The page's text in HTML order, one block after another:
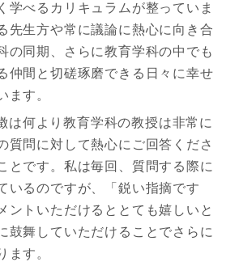
学べるカリキュラムが整っていま
先生方や常に議論に熱心に向き合
の同期、さらに教育学科の中でも
仲間と切磋琢磨できる日々に幸せ
ます。
は何より教育学科の教授は非常に
質問に対して熱心にご回答くださ
とです。私は毎回、質問する際に
いるのですが、「鋭い指摘です
ントいただけるととても嬉しいと
鼓舞していただけることでさらに
ます。